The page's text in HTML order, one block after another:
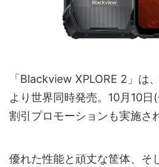
「Blackview XPLORE 2」は
より世界同時発売。10月10
割引プロモーションも実施さ
優れた性能と頑丈な筐体、そ